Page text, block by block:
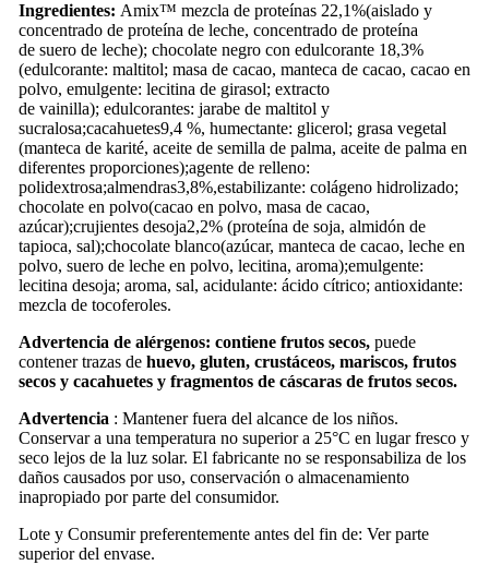
Ingredientes: Amix™ mezcla de proteínas 22,1%(aislado y
concentrado de proteína de leche, concentrado de proteína
de suero de leche); chocolate negro con edulcorante 18,3%
(edulcorante: maltitol; masa de cacao, manteca de cacao, cacao en
polvo, emulgente: lecitina de girasol; extracto
de vainilla); edulcorantes: jarabe de maltitol y
sucralosa;cacahuetes9,4 %, humectante: glicerol; grasa vegetal
(manteca de karité, aceite de semilla de palma, aceite de palma en
diferentes proporciones);agente de relleno:
polidextrosa;almendras3,8%,estabilizante: colágeno hidrolizado;
chocolate en polvo(cacao en polvo, masa de cacao,
azúcar);crujientes desoja2,2% (proteína de soja, almidón de
tapioca, sal);chocolate blanco(azúcar, manteca de cacao, leche en
polvo, suero de leche en polvo, lecitina, aroma);emulgente:
lecitina desoja; aroma, sal, acidulante: ácido cítrico; antioxidante:
mezcla de tocoferoles.
Advertencia de alérgenos: contiene frutos secos,puede
contener trazas de huevo, gluten, crustáceos, mariscos, frutos
secos y cacahuetes y fragmentos de cáscaras de frutos secos.
Advertencia : Mantener fuera del alcance de los niños.
Conservar a una temperatura no superior a 25°C en lugar fresco y
seco lejos de la luz solar. El fabricante no se responsabiliza de los
daños causados por uso, conservación o almacenamiento
inapropiado por parte del consumidor.
Lote y Consumir preferentemente antes del fin de: Ver parte
superior del envase.